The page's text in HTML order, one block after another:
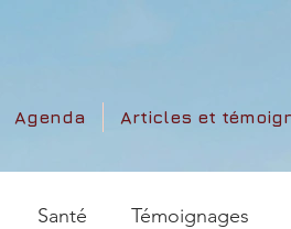
Agenda Articles et
Santé Témoignages